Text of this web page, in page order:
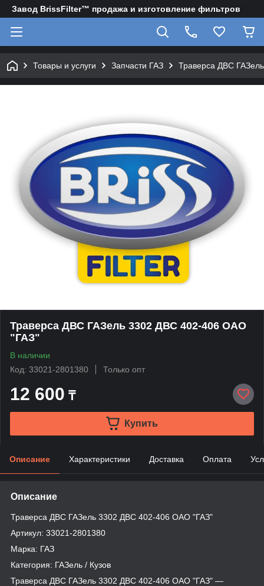
Завод BrissFilter™ продажа и изготовление фильтров
Товары и услуги Запчасти ГАЗ Траверса ДВС
Траверса ДВС ГАЗель 3302 ДВС 402-406 ОАО
"ГАЗ"
В наличии
Код: 33021-2801380
Только опт
12 600 ₸
Купить
Описание Характеристики Доставка Оплата
Описание
Траверса ДВС ГАЗель 3302 ДВС 402-406 ОАО "ГАЗ"
Артикул: 33021-2801380
Марка: ГАЗ
Категория: ГАЗель / Кузов
Траверса ДВС ГАЗель 3302 ДВС 402-406 ОАО "ГАЗ" —